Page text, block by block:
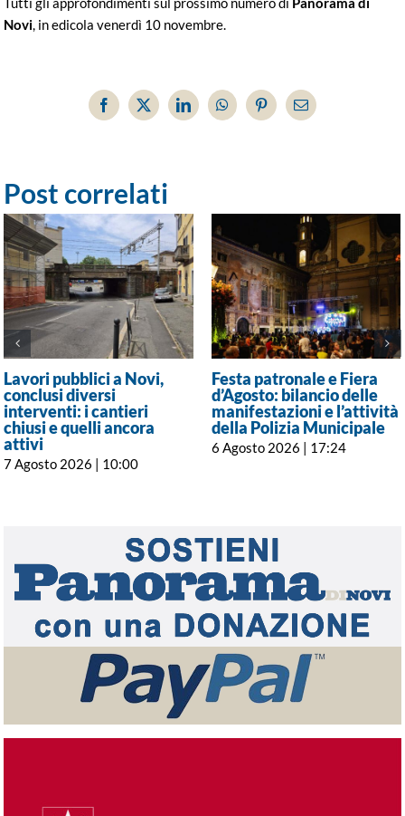
Novi, in edicola venerdì 10 novembre.
Facebook
X LinkedInWhatsAppPinterestEmail
Post correlati
Lavori pubblici a Novi,
conclusi diversi
interventi: i cantieri
chiusi e quelli ancora
attivi
7 Agosto 2026 | 10:00
Festa patronale e Fiera
d’Agosto: bilancio delle
manifestazioni e l’attività
della Polizia Municipale
6 Agosto 2026 | 17:24